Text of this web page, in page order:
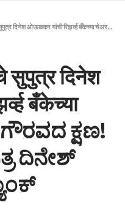
बँकेच्या चेअरमनपदी निवड-ಗೌರವದ ಕ್ಷಣ! ಬೆಳಗಾವಿಯ ಸುಪುತ್ರ ದಿನೇಶ್ ಓಳ್ಕರ್ ರಿಸರ್ವ್ ಬ್ಯಾಂಕ್ ಅಧ್ಯಕ್ಷರಾಗಿ ಆಯ್ಕೆ.
सुपुत्र दिनेश
बँकेच्या
ಗೌರವದ ಕ್ಷಣ!
ದಿನೇಶ್